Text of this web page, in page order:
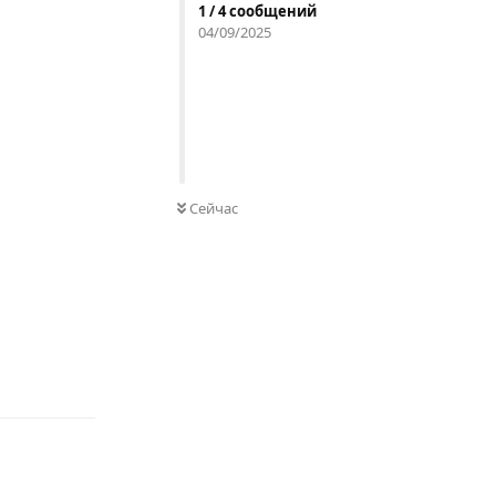
1 /4сообщений
04/09/2025
Сейчас